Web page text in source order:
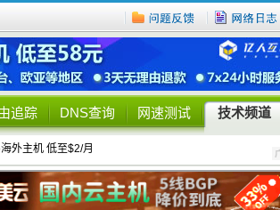
追踪 DNS查询 网速测试 技术频道
海外主机 低至$2/月